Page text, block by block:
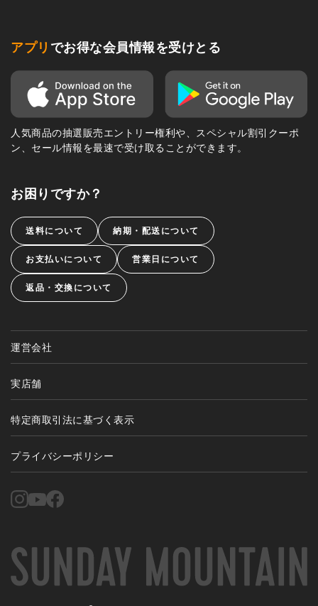
アプリ でお得な会員情報を受けとる
人気商品の抽選販売エントリー権利や、スペシャル割引クーポ
ン、セール情報を最速で受け取ることができます。
お困りですか？
送料について 納期・配送について
お支払いについて 営業日について
返品・交換について
運営会社
実店舗
特定商取引法に基づく表示
プライバシーポリシー